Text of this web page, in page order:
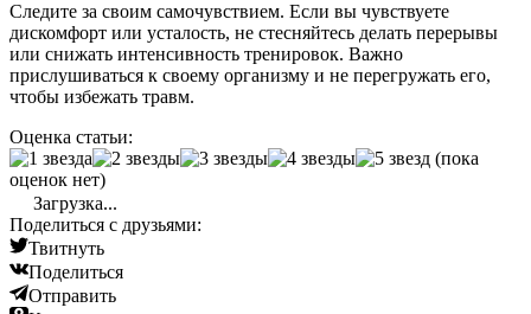
Следите за своим самочувствием. Если вы чувствуете
дискомфорт или усталость, не стесняйтесь делать перерывы
или снижать интенсивность тренировок. Важно
прислушиваться к своему организму и не перегружать его,
чтобы избежать травм.
Оценка статьи:
(пока
оценок нет)
Загрузка...
Поделиться с друзьями:
Твитнуть
Поделиться
Отправить